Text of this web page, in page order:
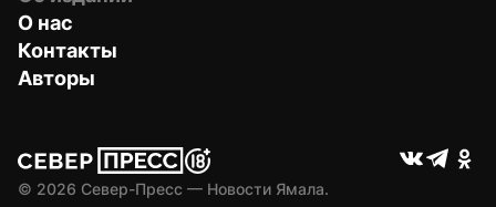
О нас
Контакты
Авторы
© 2026 Север-Пресс — Новости Ямала.